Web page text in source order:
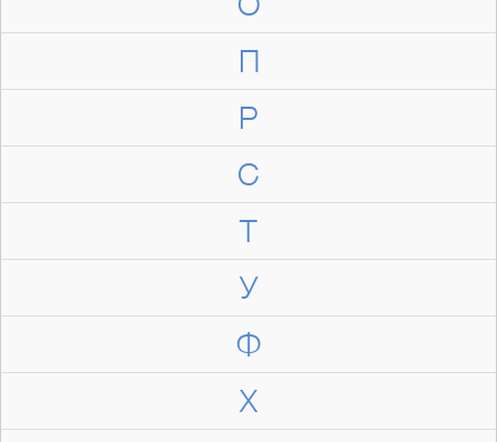
П
Р
С
Т
У
Ф
Х